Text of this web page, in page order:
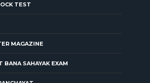
TEST
MAGAZINE
BANA SAHAYAK EXAM